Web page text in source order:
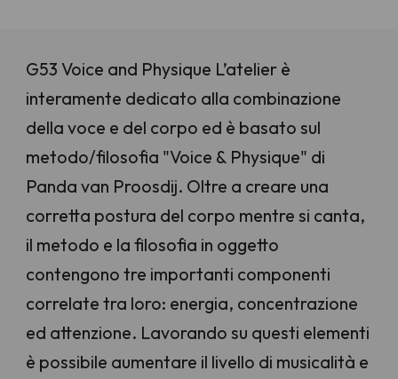
G53 Voice and Physique L’atelier è
interamente dedicato alla combinazione
della voce e del corpo ed è basato sul
metodo/filosofia "Voice & Physique" di
Panda van Proosdij. Oltre a creare una
corretta postura del corpo mentre si canta,
il metodo e la filosofia in oggetto
contengono tre importanti componenti
correlate tra loro: energia, concentrazione
ed attenzione. Lavorando su questi elementi
è possibile aumentare il livello di musicalità e